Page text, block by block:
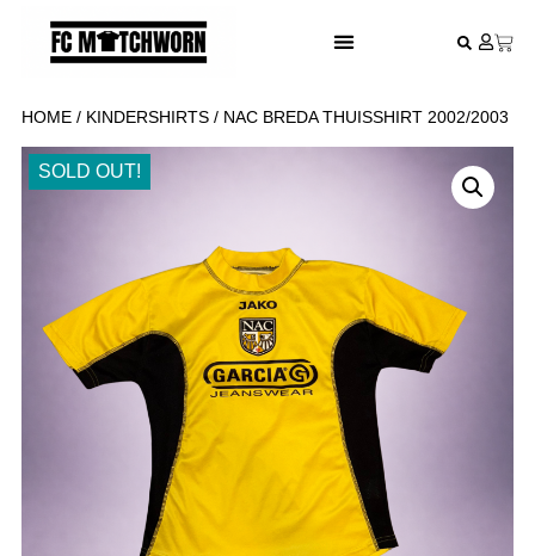
HOME/ KINDERSHIRTS/ NAC BREDA THUISSHIRT 2002/2003
SOLD OUT!